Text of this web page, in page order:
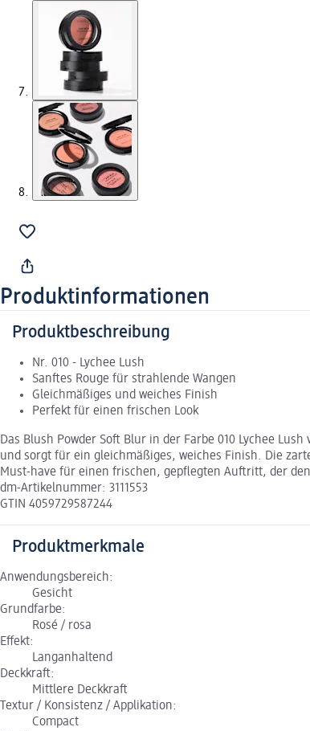
Produktinformationen
Produktbeschreibung
Nr. 010 - Lychee Lush
Sanftes Rouge für strahlende Wangen
Gleichmäßiges und weiches Finish
Perfekt für einen frischen Look
Das Blush Powder Soft Blur in der Farbe 010 Lychee
und sorgt für ein gleichmäßiges, weiches Finish. Die
Must-have für einen frischen, gepflegten Auftritt, der
dm-Artikelnummer: 3111553
GTIN 4059729587244
Produktmerkmale
Anwendungsbereich:
Gesicht
Grundfarbe:
Rosé / rosa
Effekt:
Langanhaltend
Deckkraft:
Mittlere Deckkraft
Textur / Konsistenz / Applikation:
Compact